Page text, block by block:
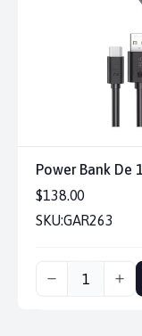
Power Bank De
$138.00
SKU:GAR263